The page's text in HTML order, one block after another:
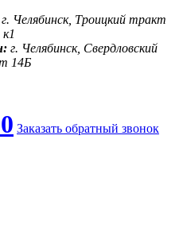
г. Челябинск, Троицкий тракт
к1
г. Челябинск, Свердловский
14Б
Заказать обратный звонок